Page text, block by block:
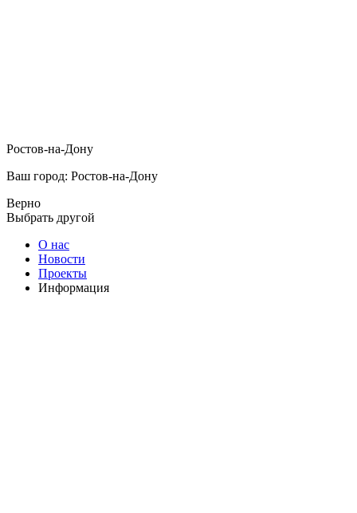
Ростов-на-Дону
Ваш город: Ростов-на-Дону
Верно
Выбрать другой
О нас
Новости
Проекты
Информация